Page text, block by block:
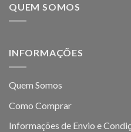
QUEM SOMOS
INFORMAÇÕES
Quem Somos
Como Comprar
Informações de Envio e